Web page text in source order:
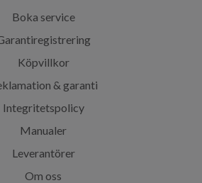
Boka service
Köpvillkor
& garanti
Integritetspolicy
Manualer
Leverantörer
Om oss